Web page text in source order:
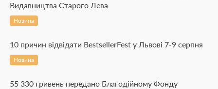
Видавництва Старого Лева
Новина
10 причин відвідати BestsellerFest у Львові 7-9 серпня
Новина
55 330 гривень передано Благодійному Фонду